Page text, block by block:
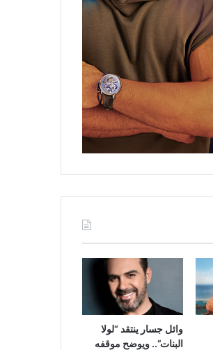
وائل جسار ينتقد “لولا
البنات”.. ويوضح موقفه